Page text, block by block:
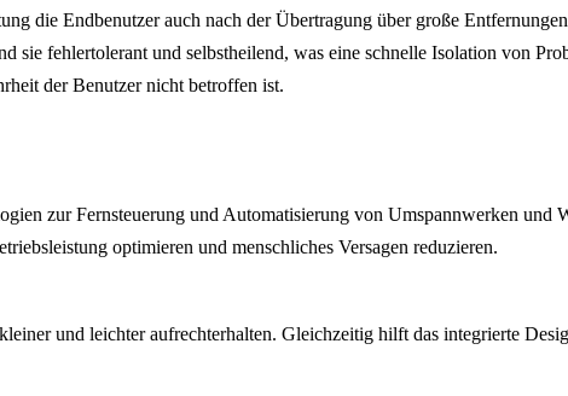
die Endbenutzer auch nach der Übertragung über große
sie fehlertolerant und selbstheilend, was eine schnelle Isolation von
der Benutzer nicht betroffen ist.
zur Fernsteuerung und Automatisierung von Umspannwerken und
optimieren und menschliches Versagen reduzieren.
und leichter aufrechterhalten. Gleichzeitig hilft das integrierte